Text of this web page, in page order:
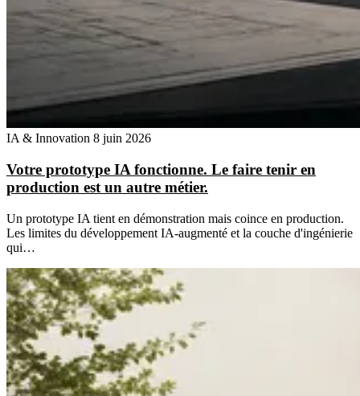
IA & Innovation 8 juin 2026
Votre prototype IA fonctionne. Le faire tenir en
production est un autre métier.
Un prototype IA tient en démonstration mais coince en production.
Les limites du développement IA-augmenté et la couche d'ingénierie
qui…